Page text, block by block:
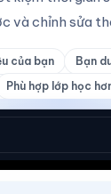
và chỉnh sửa
của bạn
Bạn
Phù hợp lớp học